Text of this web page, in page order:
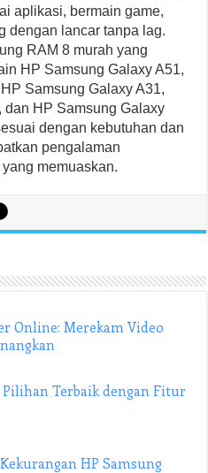
aplikasi, bermain game,
dengan lancar tanpa lag.
RAM 8 murah yang
HP Samsung Galaxy A51,
Samsung Galaxy A31,
dan HP Samsung Galaxy
dengan kebutuhan dan
pengalaman
memuaskan.
Online: Merekam Video
Pilihan Terbaik dengan Fitur
HP Samsung